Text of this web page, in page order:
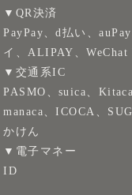
▼QR決済
PayPay、d払い、
イ、ALIPAY、WeChat
▼交通系IC
PASMO、suica、
manaca、ICOCA、
かけん
▼電子マネー
ID